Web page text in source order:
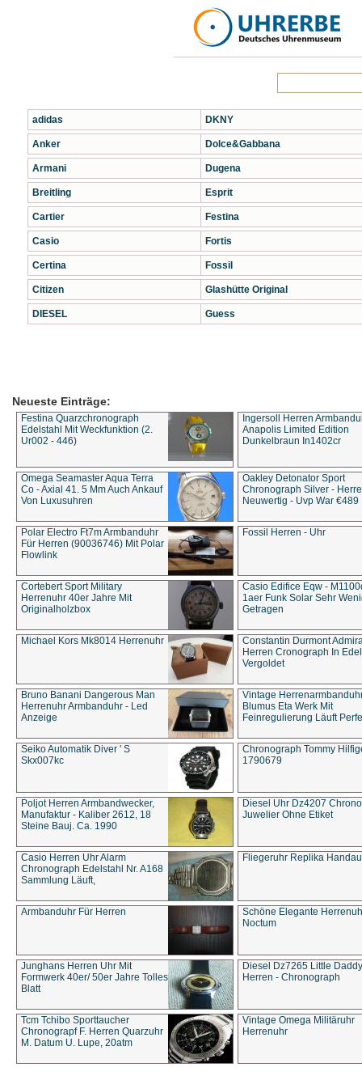
adidas
Anker
Armani
Breitling
Cartier
Casio
Certina
Citizen
DIESEL
DKNY
Dolce&Gabbana
Dugena
Esprit
Festina
Fortis
Fossil
Glashütte Original
Guess
Neueste Einträge:
Festina Quarzchronograph
Edelstahl Mit Weckfunktion (2.
Ur002 - 446)
Ingersoll Herren
Anapolis Limited Edition
Dunkelbraun In1402cr
Omega Seamaster Aqua Terra
Co - Axial 41. 5 Mm Auch Ankauf
Von Luxusuhren
Oakley Detonator Sport
Chronograph Silver -
Neuwertig - Uvp War €489
Polar Electro Ft7m Armbanduhr
Für Herren (90036746) Mit Polar
Flowlink
Fossil Herren - Uhr
Cortebert Sport Military
Herrenuhr 40er Jahre Mit
Originalholzbox
Casio Edifice Eqw -
1aer Funk Solar Sehr
Getragen
Michael Kors Mk8014 Herrenuhr
Constantin Durmont
Herren Cronograph In
Vergoldet
Bruno Banani Dangerous Man
Herrenuhr Armbanduhr - Led
Anzeige
Vintage
Blumus Eta Werk Mit
Feinregulierung Läuft
Seiko Automatik Diver ' S
Skx007kc
Chronograph Tommy
1790679
Poljot Herren Armbandwecker,
Manufaktur - Kaliber 2612, 18
Steine Bauj. Ca. 1990
Diesel Uhr Dz4207
Juwelier Ohne Etiket
Casio Herren Uhr Alarm
Chronograph Edelstahl Nr. A168
Sammlung Läuft,
Fliegeruhr Replika
Armbanduhr Für Herren
Schöne Elegante
Noctum
Junghans Herren Uhr Mit
Formwerk 40er/ 50er Jahre Tolles
Blatt
Diesel Dz7265 Little Daddy
Herren - Chronograph
Tcm Tchibo Sporttaucher
Chronograpf F. Herren Quarzuhr
M. Datum U. Lupe, 20atm
Vintage Omega Militäruhr
Herrenuhr